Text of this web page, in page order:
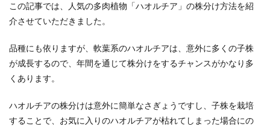
この記事では、人気の多肉植物「ハオルチア」の株分け方法を紹
介させていただきました。
品種にも依りますが、軟葉系のハオルチアは、意外に多くの子株
が成長するので、年間を通じて株分けをするチャンスがかなり多
くあります。
ハオルチアの株分けは意外に簡単なさぎょうですし、子株を栽培
することで、お気に入りのハオルチアが枯れてしまった場合にの